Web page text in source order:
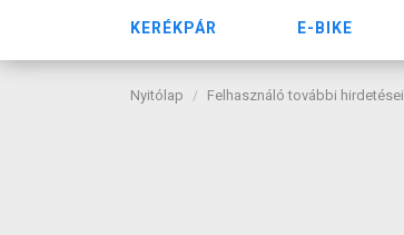
KERÉKPÁR E-BIKE
Nyitólap Felhasználó további hirdetései